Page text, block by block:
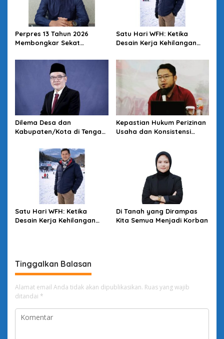
s
Perpres 13 Tahun 2026
Membongkar Sekat
Reformasi SKN
Satu Hari WFH: Ketika
Desain Kerja Kehilangan
Dilema Desa dan
Kabupaten/Kota di Tengah
Pusat: Tunduk Tertekan,
Melawan Terancam
Kepastian Hukum Perizinan
Usaha dan Konsistensi
Kota Tasikmalaya
Satu Hari WFH: Ketika
Desain Kerja Kehilangan
Di Tanah yang Dirampas
Kita Semua Menjadi Korban
Tinggalkan Balasan
Alamat email Anda tidak akan dipublikasikan. Ruas yang wajib
ditandai *